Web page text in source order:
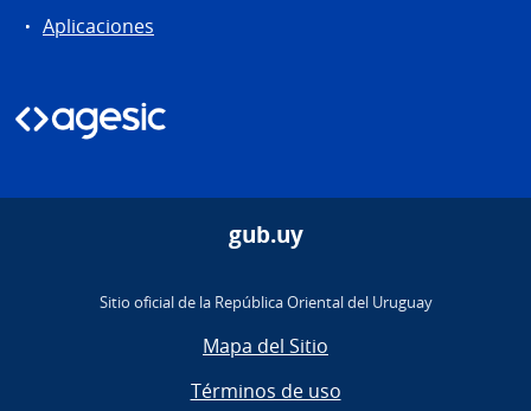
Aplicaciones
gub.uy
Sitio oficial de la República Oriental del Uruguay
Mapa del Sitio
Términos de uso